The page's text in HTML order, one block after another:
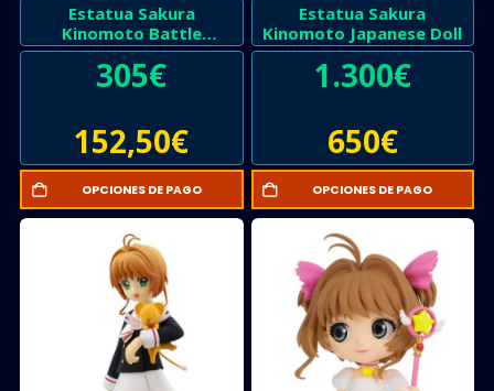
Estatua Sakura
Kinomoto Battle
Costume Water
305€
152,50€
OPCIONES DE PAGO
Estatua Sakura
Kinomoto Japanese Doll
1.300€
650€
OPCIONES DE PAGO